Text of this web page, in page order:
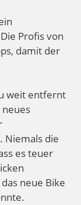
Profis von
damit der
weit entfernt
Niemals die
es teuer
neue Bike